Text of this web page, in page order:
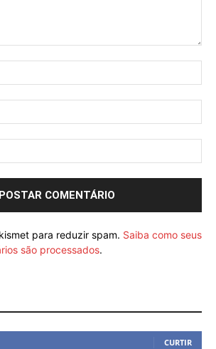
para reduzir spam. Saiba como seus
são processados.
CURTIR